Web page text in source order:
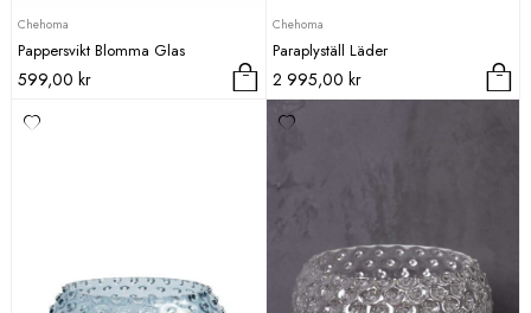
Chehoma
Pappersvikt Blomma Glas
599,00 kr
Chehoma
Paraplyställ Läder
2 995,00 kr